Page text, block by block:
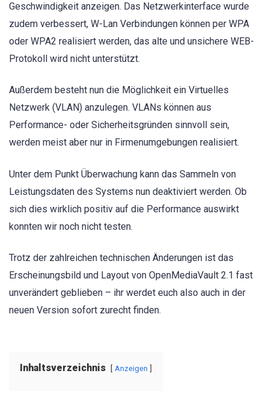
Geschwindigkeit anzeigen. Das Netzwerkinterface wurde
zudem verbessert, W-Lan Verbindungen können per WPA
oder WPA2 realisiert werden, das alte und unsichere WEB-
Protokoll wird nicht unterstützt.
Außerdem besteht nun die Möglichkeit ein Virtuelles
Netzwerk (VLAN) anzulegen. VLANs können aus
Performance- oder Sicherheitsgründen sinnvoll sein,
werden meist aber nur in Firmenumgebungen realisiert.
Unter dem Punkt Überwachung kann das Sammeln von
Leistungsdaten des Systems nun deaktiviert werden. Ob
sich dies wirklich positiv auf die Performance auswirkt
konnten wir noch nicht testen.
Trotz der zahlreichen technischen Änderungen ist das
Erscheinungsbild und Layout von OpenMediaVault 2.1 fast
unverändert geblieben – ihr werdet euch also auch in der
neuen Version sofort zurecht finden.
Inhaltsverzeichnis Anzeigen